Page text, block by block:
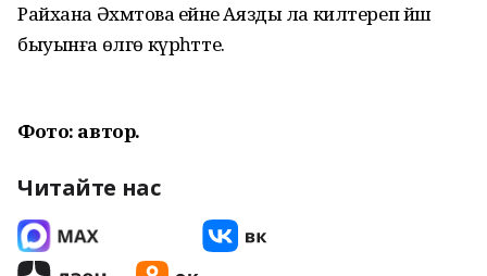
Райхана Әхмәтова ейәне Аязды ла килтереп йәш
быуынға өлгө күрһәтте.
Фото: автор.
Читайте нас